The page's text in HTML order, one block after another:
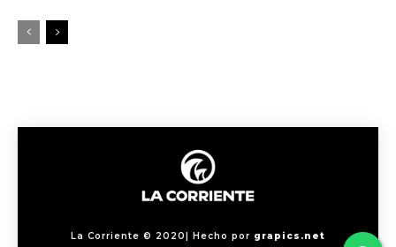
La Corriente © 2020| Hecho por grapics.net